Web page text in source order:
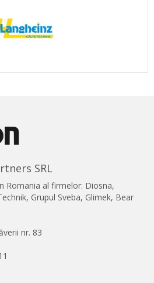
SRL
Romania al firmelor: Diosna,
Grupul Sveba, Glimek, Bear
nr. 83